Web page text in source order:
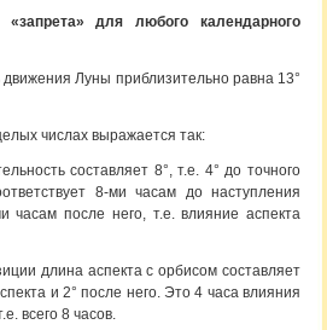
«запрета» для любого календарного
Луны приблизительно равна 13°
числах выражается так:
составляет 8°, т.е. 4° до точного
8-ми часам до наступления
часам после него, т.е. влияние аспекта
длина аспекта с орбисом составляет
и 2° после него. Это 4 часа влияния
всего 8 часов.